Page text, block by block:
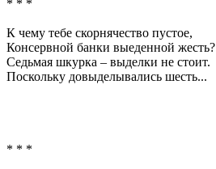
* * *
К чему тебе скорнячество пустое,
Консервной банки выеденной жесть?
Седьмая шкурка – выделки не стоит.
Поскольку довыделывались шесть...
* * *